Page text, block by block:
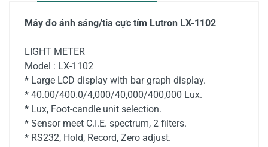
Máy đo ánh sáng/tia cực tím Lutron LX-1102
LIGHT METER
Model : LX-1102
* Large LCD display with bar graph display.
* 40.00/400.0/4,000/40,000/400,000 Lux.
* Lux, Foot-candle unit selection.
* Sensor meet C.I.E. spectrum, 2 filters.
* RS232, Hold, Record, Zero adjust.